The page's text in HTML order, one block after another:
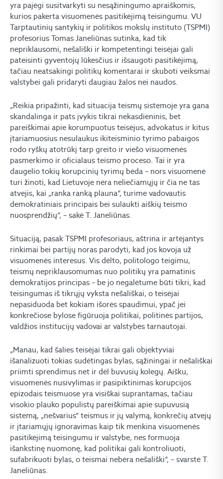
yra pajėgi susitvarkyti su nesąžiningumo apraiškomis,
kurios pakerta visuomenės pasitikėjimą teisingumu. VU
Tarptautinių santykių ir politikos mokslų instituto (TSPMI)
profesorius Tomas Janeliūnas sutinka, kad tik
nepriklausomi, nešališki ir kompetentingi teisėjai gali
pateisinti gyventojų lūkesčius ir išsaugoti pasitikėjimą,
tačiau neatsakingi politikų komentarai ir skuboti veiksmai
valstybei gali pridaryti daugiau žalos nei naudos.
„Reikia pripažinti, kad situacija teismų sistemoje yra gana
skandalinga ir pats įvykis tikrai nekasdieninis, bet
pareiškimai apie korumpuotus teisėjus, advokatus ir kitus
įtariamuosius nesulaukus ikiteisminio tyrimo pabaigos
rodo ryškų atotrūkį tarp greito ir viešo visuomenės
pasmerkimo ir oficialaus teismo proceso. Tai ir yra
daugelio tokių korupcinių tyrimų bėda – nors visuomenė
turi žinoti, kad Lietuvoje nėra neliečiamųjų ir čia ne tas
atvejis, kai „ranka ranką plauna“, turime vadovautis
demokratiniais principais bei sulaukti aiškių teismo
nuosprendžių“, – sakė T. Janeliūnas.
Situaciją, pasak TSPMI profesoriaus, aštrina ir artėjantys
rinkimai bei partijų noras parodyti, kad jos kovoja už
visuomenės interesus. Vis dėlto, politologo teigimu,
teismų nepriklausomumas nuo politikų yra pamatinis
demokratijos principas – be jo negalėtume būti tikri, kad
teisingumas iš tikrųjų vyksta nešališkai, o teisėjai
nepasiduoda bet kokiam išorės spaudimui, ypač jei
konkrečiose bylose figūruoja politikai, politinės partijos,
valdžios institucijų vadovai ar valstybės tarnautojai.
„Manau, kad šalies teisėjai tikrai gali objektyviai
išanalizuoti tokias sudėtingas bylas, sąžiningai ir nešališkai
priimti sprendimus net ir dėl buvusių kolegų. Aišku,
visuomenės nusivylimas ir pasipiktinimas korupcijos
epizodais teismuose yra visiškai suprantamas, tačiau
visokio plauko populistų pareiškimai apie supuvusią
sistemą, „nešvarius“ teismus ir jų valymą, konkrečių atvejų
ir įtariamųjų ignoravimas kaip tik menkina visuomenės
pasitikėjimą teisingumu ir valstybe, nes formuoja
išankstinę nuomonę, kad politikai gali kontroliuoti,
sufabrikuoti bylas, o teismai nebėra nešališki“, – svarstė T.
Janeliūnas.